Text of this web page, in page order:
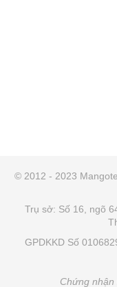
© 2012 - 2023
Trụ sở: Số 16, ngõ
GPDKKD Số
Chứng nhận